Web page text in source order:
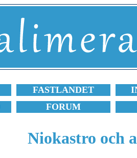
FASTLANDET
FORUM
Niokastro och